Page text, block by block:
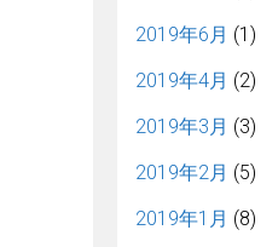
2019年6月 (1)
2019年4月 (2)
2019年3月 (3)
2019年2月 (5)
2019年1月 (8)